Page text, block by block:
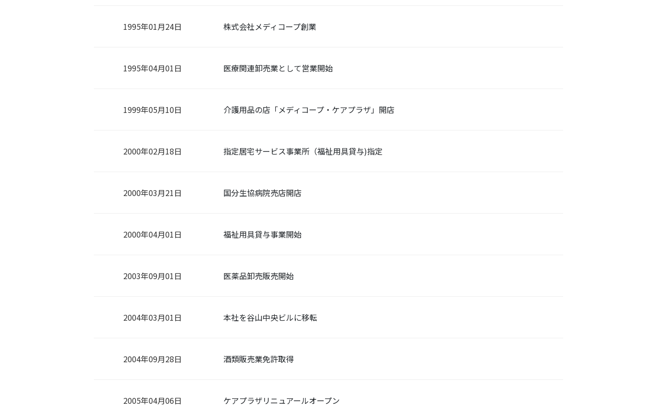
1995年01月24日 株式会社メディコープ創業
1995年04月01日 医療関連卸売業として営業開始
1999年05月10日 介護用品の店「メディコープ・ケアプラザ」開店
2000年02月18日 指定居宅サービス事業所（福祉用具貸与)指定
2000年03月21日 国分生協病院売店開店
2000年04月01日 福祉用具貸与事業開始
2003年09月01日 医薬品卸売販売開始
2004年03月01日 本社を谷山中央ビルに移転
2004年09月28日 酒類販売業免許取得
2005年04月06日 ケアプラザリニュアールオープン